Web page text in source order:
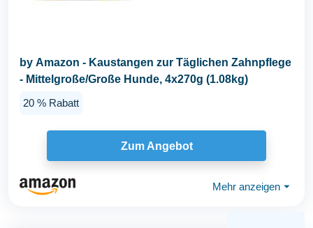
by Amazon - Kaustangen zur Täglichen Zahnpflege
- Mittelgroße/Große Hunde, 4x270g (1.08kg)
20 % Rabatt
Zum Angebot
Mehr anzeigen ⏷